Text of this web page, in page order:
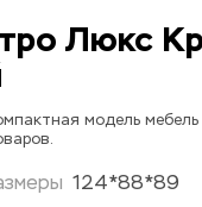
Люкс
модель мебель
124*88*89